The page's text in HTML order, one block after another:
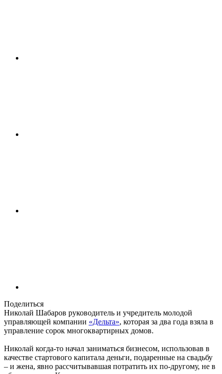
Поделиться
Николай Шабаров руководитель и учредитель молодой
управляющей компании «Дельта», которая за два года взяла в
управление сорок многоквартирных домов.
Николай когда-то начал заниматься бизнесом, использовав в
качестве стартового капитала деньги, подаренные на свадьбу
– и жена, явно рассчитывавшая потратить их по-другому, не в